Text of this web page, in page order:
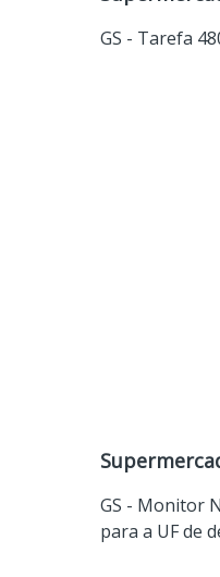
GS - Tarefa
GS - Monitor
para a UF de